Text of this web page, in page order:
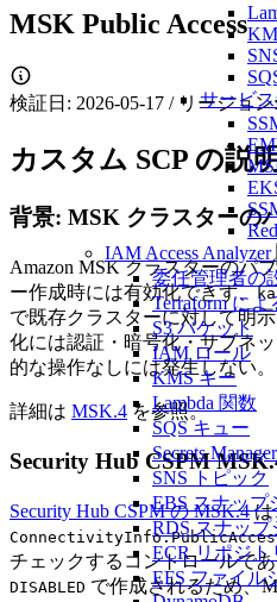
サービ
IAM Access Analyzer
委任管理者の
Terraform に
S3 バケット
IAM ロール
KMS キー
Lambda 関数
SQS キュー
Secrets
SNS トピック
EBS スナップ
RDS スナップ
ECR リポジト
EFS ファイル
MSK Public Access
検証日: 2026-05-17 / リージョン:
カスタム SCP の説
背景: MSK クラスターの
Amazon MSK クラスターのパ
ー作成時には有効化できず、
で既存クラスターに対して明
化には認証・暗号化・サブネ
的な操作なしには発生しない。
詳細は MSK.4 を参照。
Security Hub CSPM
Security Hub CSPM の MSK.4は
チェックするコントロールで
DISABLED で作成されるため、